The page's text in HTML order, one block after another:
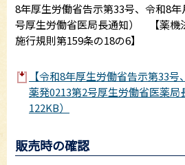
8年厚生労働省告示第33号、令和8
号厚生労働省医局長通知） 【薬機
施行規則第159条の18の6】
【令和8年厚生労働省告示第33
薬発0213第2号厚生労働省医薬局
122KB）
販売時の確認